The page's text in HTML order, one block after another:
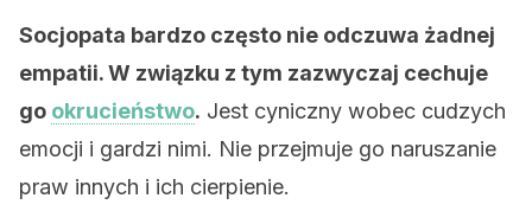
Socjopata bardzo często nie odczuwa żadnej
empatii. W związku z tym zazwyczaj cechuje
go okrucieństwo. Jest cyniczny wobec cudzych
emocji i gardzi nimi. Nie przejmuje go naruszanie
praw innych i ich cierpienie.